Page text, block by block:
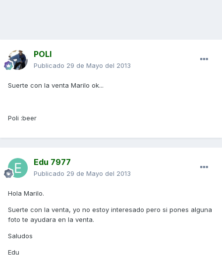
POLI
Publicado 29 de Mayo del 2013
Suerte con la venta Marilo ok...
Poli :beer
Edu 7977
Publicado 29 de Mayo del 2013
Hola Marilo.
Suerte con la venta, yo no estoy interesado pero si pones alguna
foto te ayudara en la venta.
Saludos
Edu